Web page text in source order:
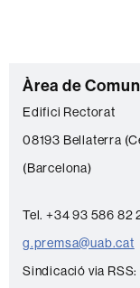
C
o
n
t
c
t
e
Àrea de
Edifici Rectorat
08193 Bellaterra
(Barcelona)
Tel. +34 93 586 82
g.premsa@uab.cat
Sindicació via RSS: